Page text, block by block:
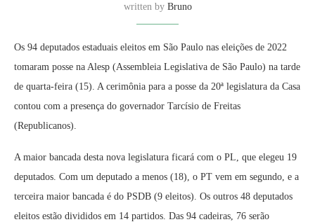
written by Bruno
Os 94 deputados estaduais eleitos em São Paulo nas eleições de 2022
tomaram posse na Alesp (Assembleia Legislativa de São Paulo) na tarde
de quarta-feira (15). A cerimônia para a posse da 20ª legislatura da Casa
contou com a presença do governador Tarcísio de Freitas
(Republicanos).
A maior bancada desta nova legislatura ficará com o PL, que elegeu 19
deputados. Com um deputado a menos (18), o PT vem em segundo, e a
terceira maior bancada é do PSDB (9 eleitos). Os outros 48 deputados
eleitos estão divididos em 14 partidos. Das 94 cadeiras, 76 serão